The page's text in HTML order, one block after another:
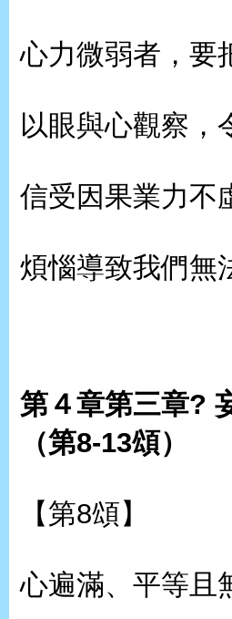
心力微弱者，要
以眼與心觀察，
信受因果業力不
煩惱導致我們無
第４章第三章?
（第8-13頌）
【第8頌】
心遍滿、平等且